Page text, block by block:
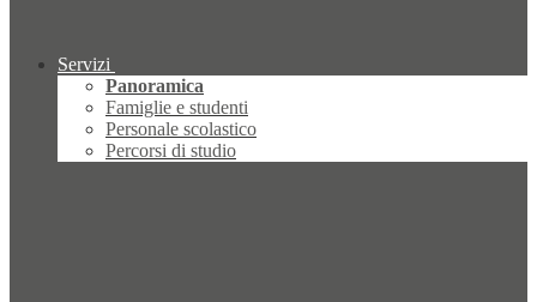
Servizi
Panoramica
Famiglie e studenti
Personale scolastico
Percorsi di studio